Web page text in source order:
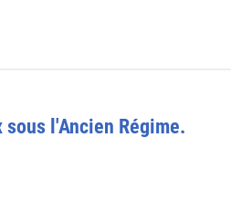
l'Ancien Régime.